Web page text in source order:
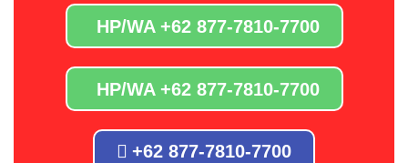
HP/WA +62 877-7810-7700
HP/WA +62 877-7810-7700
+62 877-7810-7700